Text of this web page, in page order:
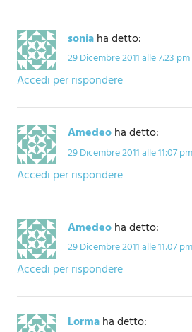
soniaha detto:
29 Dicembre 2011 alle 7:23 pm
Accedi per rispondere
Amedeoha detto:
29 Dicembre 2011 alle 11:07 pm
Accedi per rispondere
Amedeoha detto:
29 Dicembre 2011 alle 11:07 pm
Accedi per rispondere
Lormaha detto: